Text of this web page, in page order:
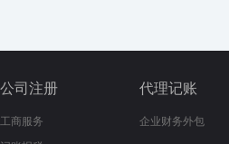
公司注册
工商服务
代理记账
企业财务外包